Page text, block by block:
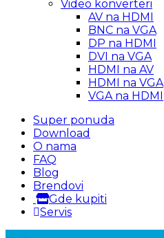
Video konverteri
AV na HDMI
BNC na VGA
DP na HDMI
DVI na VGA
HDMI na AV
HDMI na VGA
VGA na HDMI
Super ponuda
Download
O nama
FAQ
Blog
Brendovi
Gde kupiti
Servis